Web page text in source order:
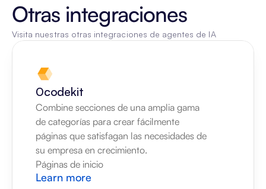
Otras integraciones
Visita nuestras otras integraciones de agentes de IA
0codekit
Combine secciones de una amplia gama
de categorías para crear fácilmente
páginas que satisfagan las necesidades de
su empresa en crecimiento.
Páginas de inicio
Learn more